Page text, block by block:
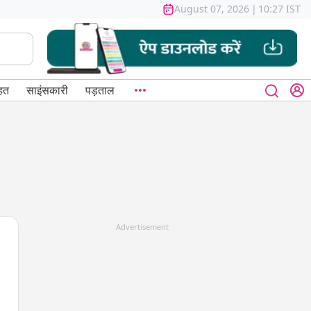
August 07, 2026 | 10:27 IST
साइंसकारी पड़ताल
Advertisement